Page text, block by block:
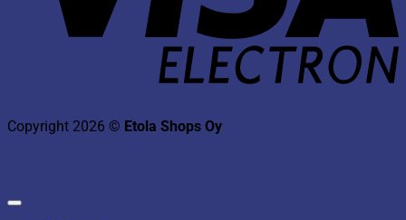
Copyright 2026 © Etola Shops Oy